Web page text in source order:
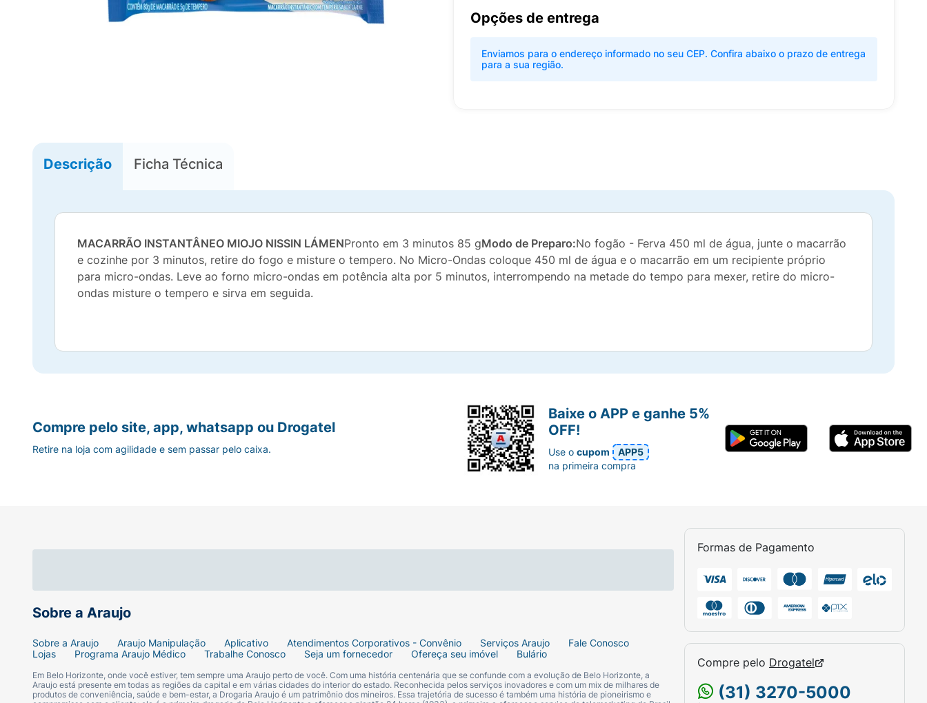
Opções de entrega
Enviamos para o endereço informado no seu CEP. Confira abaixo o prazo de entrega
para a sua região.
Descrição Ficha Técnica
MACARRÃO INSTANTÂNEO MIOJO NISSIN LÁMENPronto em 3 minutos 85 gModo de Preparo:No fogão - Ferva 450 ml de água, junte o macarrão
e cozinhe por 3 minutos, retire do fogo e misture o tempero. No Micro-Ondas coloque 450 ml de água e o macarrão em um recipiente próprio
para micro-ondas. Leve ao forno micro-ondas em potência alta por 5 minutos, interrompendo na metade do tempo para mexer, retire do micro-
ondas misture o tempero e sirva em seguida.
Sobre a Araujo
Sobre a Araujo Araujo Manipulação Aplicativo Atendimentos Corporativos - Convênio Serviços Araujo
Fale Conosco
Lojas
Programa Araujo Médico Trabalhe Conosco Seja um fornecedor Ofereça seu imóvel Bulário
Em Belo Horizonte, onde você estiver, tem sempre uma Araujo perto de você. Com uma história centenária que se confunde com a evolução de Belo Horizonte, a
Araujo está presente em todas as regiões da capital e em várias cidades do interior do estado. Reconhecida pelos serviços inovadores e com um mix de milhares de
produtos de conveniência, saúde e bem-estar, a Drogaria Araujo é um patrimônio dos mineiros. Essa trajetória de sucesso é também uma história de pioneirismo e
Formas de Pagamento
Compre pelo Drogatel
(31) 3270-5000
Compre pelo site, app, whatsapp ou Drogatel
Retire na loja com agilidade e sem passar pelo caixa.
Baixe o APP e ganhe 5%
OFF!
Use ocupom
APP5
na primeira compra